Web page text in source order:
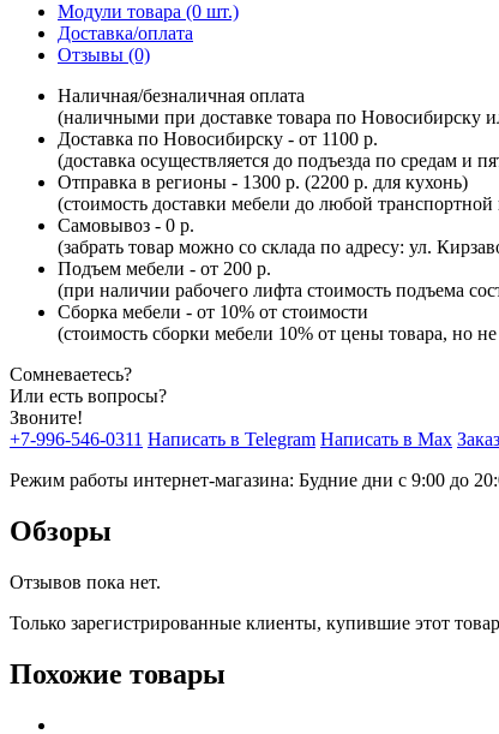
Модули товара (0 шт.)
Доставка/оплата
Отзывы (0)
Наличная/безналичная оплата
(наличными при доставке товара по Новосибирску
Доставка по Новосибирску - от 1100 р.
(доставка осуществляется до подъезда по средам и
Отправка в регионы - 1300 р. (2200 р. для кухонь)
(стоимость доставки мебели до любой
Самовывоз - 0 р.
(забрать товар можно со склада по адресу: ул.
Подъем мебели - от 200 р.
(при наличии рабочего лифта стоимость подъема
Сборка мебели - от 10% от стоимости
(стоимость сборки мебели 10% от цены товара, но
Сомневаетесь?
Или есть вопросы?
Звоните!
+7-996-546-0311 Написать в Telegram Написать в Max
Режим работы интернет-магазина: Будние дни с 9:00 до
Обзоры
Отзывов пока нет.
Только зарегистрированные клиенты, купившие этот
Похожие товары